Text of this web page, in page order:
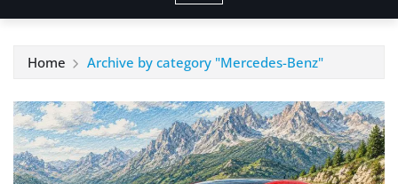
Home Archive by category "Mercedes-Benz"